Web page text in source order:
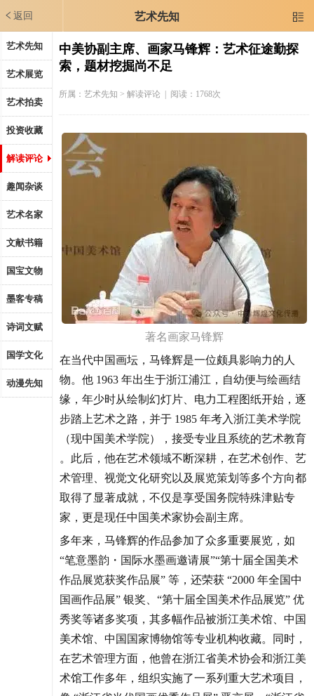
返回 艺术先知 
艺术先知
艺术展览
艺术拍卖
投资收藏
解读评论
趣闻杂谈
艺术名家
文献书籍
国宝文物
墨客专稿
诗词文赋
国学文化
动漫先知
中美协副主席、画家马锋辉：艺术征途勤探
索，题材挖掘尚不足
所属：艺术先知 > 解读评论 | 阅读：1768次
著名画家马锋辉
在当代中国画坛，马锋辉是一位颇具影响力的人
物。他 1963 年出生于浙江浦江，自幼便与绘画结
缘，年少时从绘制幻灯片、电力工程图纸开始，逐
步踏上艺术之路，并于 1985 年考入浙江美术学院
（现中国美术学院），接受专业且系统的艺术教育
。此后，他在艺术领域不断深耕，在艺术创作、艺
术管理、视觉文化研究以及展览策划等多个方向都
取得了显著成就，不仅是享受国务院特殊津贴专
家，更是现任中国美术家协会副主席。
多年来，马锋辉的作品参加了众多重要展览，如
“笔意墨韵・国际水墨画邀请展”“第十届全国美术
作品展览获奖作品展” 等，还荣获 “2000 年全国中
国画作品展” 银奖、“第十届全国美术作品展览” 优
秀奖等诸多奖项，其多幅作品被浙江美术馆、中国
美术馆、中国国家博物馆等专业机构收藏。同时，
在艺术管理方面，他曾在浙江省美术协会和浙江美
术馆工作多年，组织实施了一系列重大艺术项目，